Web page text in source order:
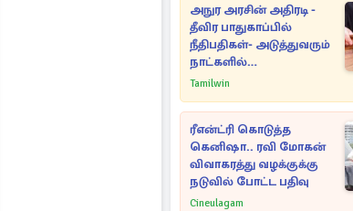
அநுர அரசின் அதிரடி -
தீவிர பாதுகாப்பில்
நீதிபதிகள்- அடுத்துவரும்
நாட்களில்
அம்பலமாகவுள்ள ரகசியம்
Tamilwin
ரீஎன்ட்ரி கொடுத்த
கெனிஷா.. ரவி மோகன்
விவாகரத்து வழக்குக்கு
நடுவில் போட்ட பதிவு
Cineulagam